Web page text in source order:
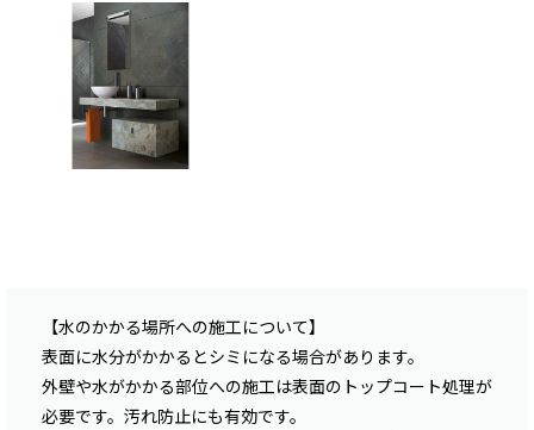
【水のかかる場所への施工について】
表面に水分がかかるとシミになる場合があります。
外壁や水がかかる部位への施工は表面のトップコート処理が
必要です。汚れ防止にも有効です。